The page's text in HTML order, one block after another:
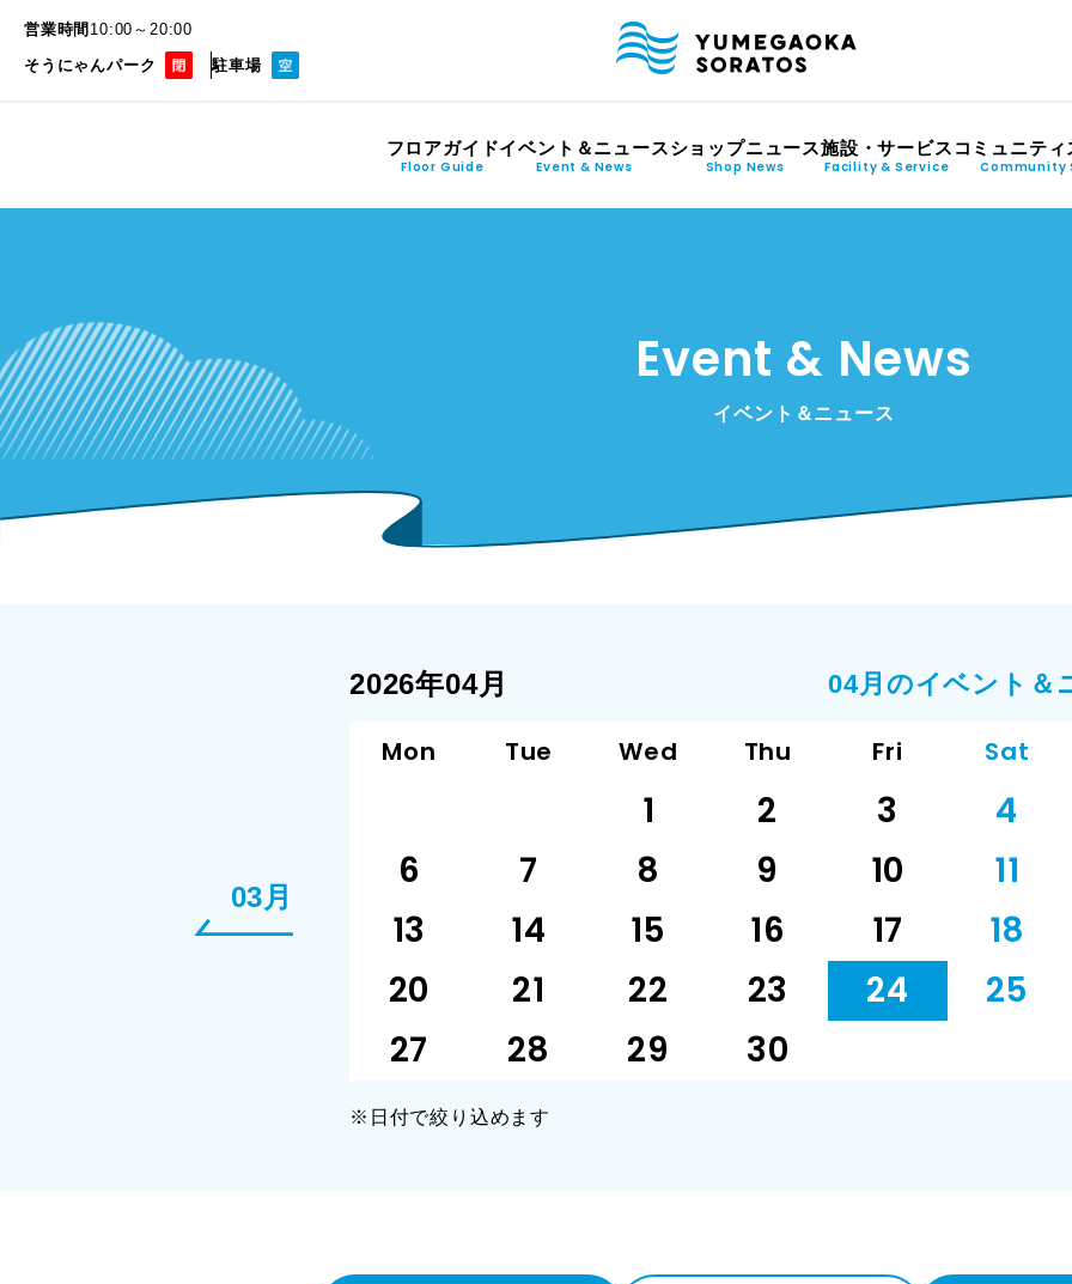
営業時間 10:00～20:00
そうにゃんパーク
駐車場
フロアガイド
Floor Guide
イベント＆ニュース
Event & News
ショップニュース
Shop News
施設・サービス
Facility & Service
コミュニティ
Community
Event & News
イベント＆ニュース
03月
2026年04月 04月のイベント＆
Mon Tue Wed Thu Fri Sat
1 2 3 4
6
7 8 9 10 11
13
14 15 16 17 18
20
21 22 23 24 25
27
28 29 30
※日付で絞り込めます